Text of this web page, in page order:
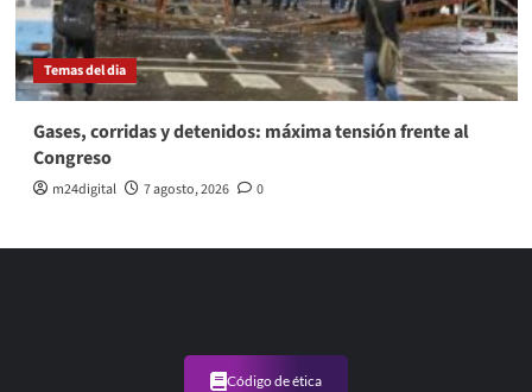
Temas del dia
Gases, corridas y detenidos: máxima tensión frente al
Congreso
m24digital 7 agosto, 2026 0
Código de ética